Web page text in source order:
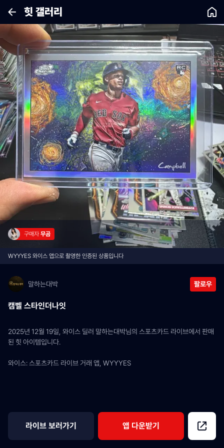
힛 갤러리
구매자 무곰
WYYYES 와이스 앱으로 촬영한 인증된 상품입니다
말하는대박 팔로우
캠벨 스타인더나잇
2025년 12월 19일, 와이스 딜러 말하는대박님의 스포츠카드 라이브에서 판매
된 힛 아이템입니다.
와이스: 스포츠카드 라이브 거래 앱, WYYYES
라이브 보러가기 앱 다운받기